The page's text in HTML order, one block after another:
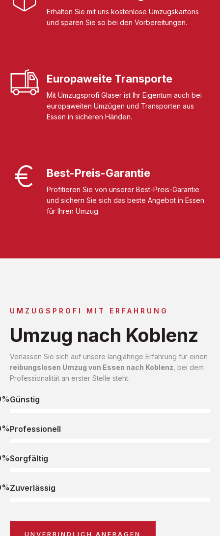
Erhalten Sie mit uns kostenlose Umzugskartons
und sparen Sie so bei den Vorbereitungen.
Europaweite Transporte
Mit Umzugsprofi Glaser ist Ihr Eigentum auch bei
europaweiten Umzügen und Transporten aus
Essen in sicheren Händen.
Best-Preis-Garantie
Profitieren Sie von unserer Best-Preis-Garantie
und sichern Sie sich das beste Angebot in Essen
für Ihren Umzug.
UMZUGSPROFI MIT ERFAHRUNG
Umzug nach Koblenz
Verlassen Sie sich auf unsere langjährige Erfahrung für einen
reibungslosen Umzug von Essen nach Koblenz , bei dem
Professionalität an erster Stelle steht.
Günstig
Professionell
Sorgfältig
Zuverlässig
UNVERBINDLICH ANFRAGEN